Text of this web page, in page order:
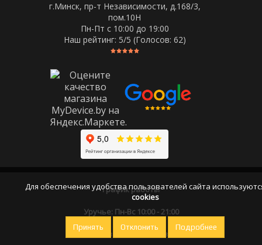
г.Минск, пр-т Независимости, д.168/3,
пом.10Н
Пн-Пт c 10:00 до 19:00
Наш рейтинг: 5/5 (Голосов: 62)
График работы
Уручье: Пн-Вс 10:00 - 21:00
Оставайтесь на связи
Для обеспечения удобства пользователей сайта
cookies
Принять Отклонить Подробнее